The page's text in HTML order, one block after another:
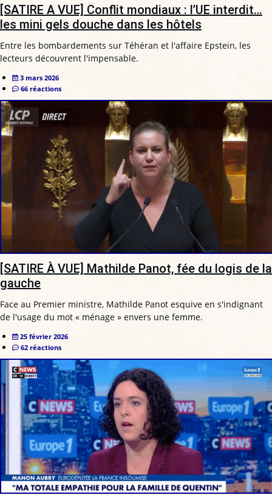
[SATIRE A VUE] Conflit mondiaux : l’UE interdit…
les mini gels douche dans les hôtels
Entre les bombardements sur Téhéran et l'affaire Epstein, les
lecteurs découvrent l'impensable.
3 mars 2026
66 réactions
[SATIRE À VUE] Mathilde Panot, fée du logis de la
gauche
Face au Premier ministre, Mathilde Panot esquive en s'indignant
de l'usage du mot « ménage » envers une femme.
25 février 2026
62 réactions